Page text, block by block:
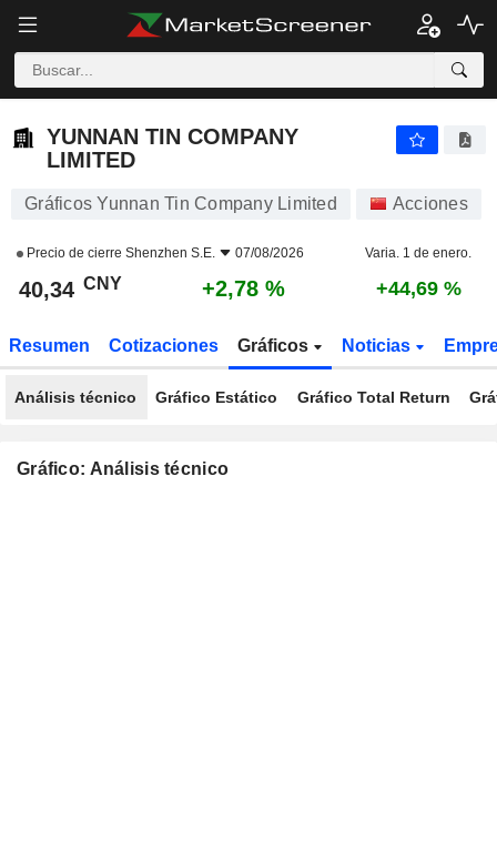
YUNNAN TIN COMPANY
LIMITED
Gráficos Yunnan Tin Company Limited Acciones
Precio de cierre Shenzhen S.E. 07/08/2026 Varia. 1 de enero.
40,34 CNY +2,78 % +44,69 %
Resumen Cotizaciones Gráficos Noticias
Análisis técnico Gráfico Estático Gráfico Total Return
Gráfico: Análisis técnico